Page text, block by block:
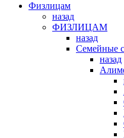
Физлицам
назад
ФИЗЛИЦАМ
назад
Семейные
назад